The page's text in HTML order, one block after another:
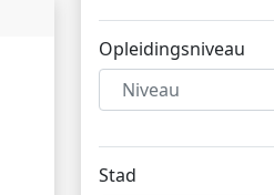
Opleidingsniveau
Niveau
Stad